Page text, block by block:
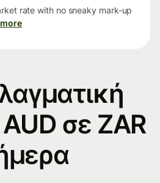
rate with no sneaky mark-up
AUD σε ZAR